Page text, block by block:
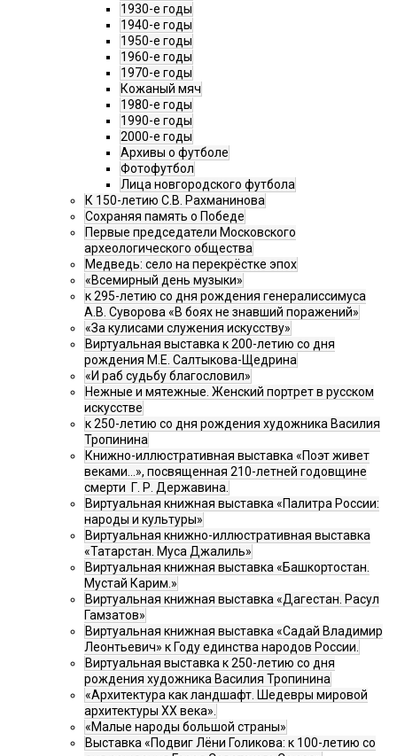
1930-е годы
1940-е годы
1950-е годы
1960-е годы
1970-е годы
Кожаный мяч
1980-е годы
1990-е годы
2000-е годы
Архивы о футболе
Фотофутбол
Лица новгородского футбола
К 150-летию С.В. Рахманинова
Сохраняя память о Победе
Первые председатели Московского
археологического общества
Медведь: село на перекрёстке эпох
«Всемирный день музыки»
к 295-летию со дня рождения генералиссимуса
А.В. Суворова «В боях не знавший поражений»
«За кулисами служения искусству»
Виртуальная выставка к 200-летию со дня
рождения М.Е. Салтыкова-Щедрина
«И раб судьбу благословил»
Нежные и мятежные. Женский портрет в русском
искусстве
к 250-летию со дня рождения художника Василия
Тропинина
Книжно-иллюстративная выставка «Поэт живет
веками…», посвященная 210-летней годовщине
смерти Г. Р. Державина.
Виртуальная книжная выставка «Палитра России:
народы и культуры»
Виртуальная книжно-иллюстративная выставка
«Татарстан. Муса Джалиль»
Виртуальная книжная выставка «Башкортостан.
Мустай Карим.»
Виртуальная книжная выставка «Дагестан. Расул
Гамзатов»
Виртуальная книжная выставка «Садай Владимир
Леонтьевич» к Году единства народов России.
Виртуальная выставка к 250-летию со дня
рождения художника Василия Тропинина
«Архитектура как ландшафт. Шедевры мировой
архитектуры XX века».
«Малые народы большой страны»
Выставка «Подвиг Лёни Голикова: к 100-летию со